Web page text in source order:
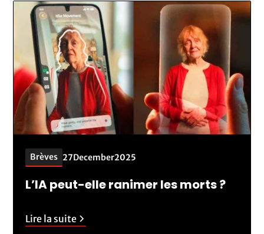
Brèves 27December2025
L’IA peut-elle ranimer les morts ?
Lire la suite